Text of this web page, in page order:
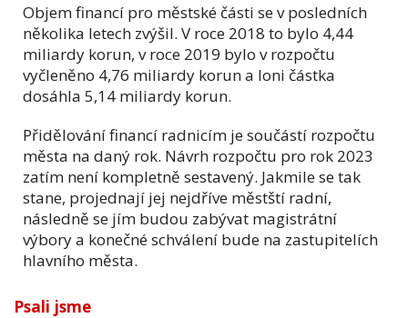
Objem financí pro městské části se v posledních
několika letech zvýšil. V roce 2018 to bylo 4,44
miliardy korun, v roce 2019 bylo v rozpočtu
vyčleněno 4,76 miliardy korun a loni částka
dosáhla 5,14 miliardy korun.
Přidělování financí radnicím je součástí rozpočtu
města na daný rok. Návrh rozpočtu pro rok 2023
zatím není kompletně sestavený. Jakmile se tak
stane, projednají jej nejdříve městští radní,
následně se jím budou zabývat magistrátní
výbory a konečné schválení bude na zastupitelích
hlavního města.
Psali jsme